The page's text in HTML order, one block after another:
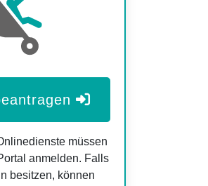
müssen
anmelden. Falls
besitzen, können